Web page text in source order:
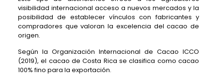
visibilidad internacional acceso a nuevos mercados y la
posibilidad de establecer vínculos con fabricantes y
compradores que valoran la excelencia del cacao de
origen.
Según la Organización Internacional de Cacao ICCO
(2019), el cacao de Costa Rica se clasifica como cacao
100% fino para la exportación.